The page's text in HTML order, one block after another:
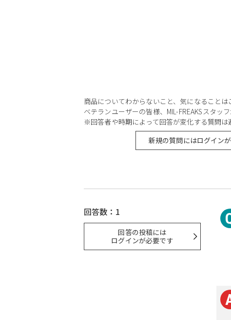
商品についてわからないこと、気になることは
ベテランユーザーの皆様、MIL-FREAKSスタッ
※回答者や時期によって回答が変化する質問は
新規の質問にはログイン
回答数：1
回答の投稿には
ログインが必要です